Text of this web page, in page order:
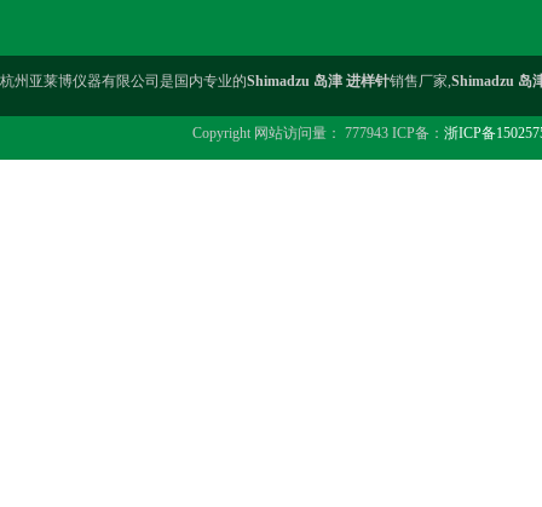
杭州亚莱博仪器有限公司是国内专业的Shimadzu 岛津 进样针销售厂家,Shimadzu 岛
Copyright 网站访问量： 777943 ICP备： 浙ICP备